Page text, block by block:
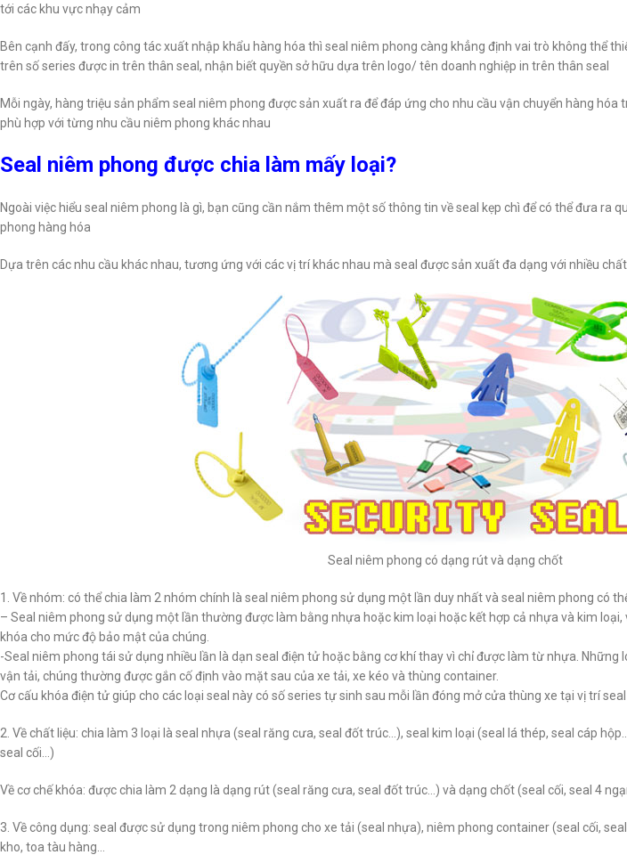
tới các khu vực nhạy cảm
Bên cạnh đấy, trong công tác xuất nhập khẩu hàng hóa thì seal niêm phong càng khẳng định vai trò không thể
trên số series được in trên thân seal, nhận biết quyền sở hữu dựa trên logo/ tên doanh nghiệp in trên thân seal
Mỗi ngày, hàng triệu sản phẩm seal niêm phong được sản xuất ra để đáp ứng cho nhu cầu vận chuyển hàng hóa
phù hợp với từng nhu cầu niêm phong khác nhau
Seal niêm phong được chia làm mấy loại?
Ngoài việc hiểu seal niêm phong là gì, bạn cũng cần nắm thêm một số thông tin về seal kẹp chì để có thể đưa ra
phong hàng hóa
Dựa trên các nhu cầu khác nhau, tương ứng với các vị trí khác nhau mà seal được sản xuất đa dạng với nhiều
Seal niêm phong có dạng rút và dạng chốt
1. Về nhóm: có thể chia làm 2 nhóm chính là seal niêm phong sử dụng một lần duy nhất và seal niêm phong có
– Seal niêm phong sử dụng một lần thường được làm bằng nhựa hoặc kim loại hoặc kết hợp cả nhựa và kim loại,
khóa cho mức độ bảo mật của chúng.
-Seal niêm phong tái sử dụng nhiều lần là dạn seal điện tử hoặc bằng cơ khí thay vì chỉ được làm từ nhựa.
vận tải, chúng thường được gắn cố định vào mặt sau của xe tải, xe kéo và thùng container.
Cơ cấu khóa điện tử giúp cho các loại seal này có số series tự sinh sau mỗi lần đóng mở cửa thùng xe tại vị trí
2. Về chất liệu: chia làm 3 loại là seal nhựa (seal răng cưa, seal đốt trúc…), seal kim loại (seal lá thép, seal cáp
seal cối…)
Về cơ chế khóa: được chia làm 2 dạng là dạng rút (seal răng cưa, seal đốt trúc…) và dạng chốt (seal cối, seal 4
3. Về công dụng: seal được sử dụng trong niêm phong cho xe tải (seal nhựa), niêm phong container (seal cối,
kho, toa tàu hàng…